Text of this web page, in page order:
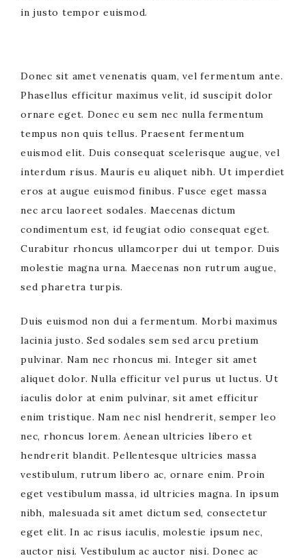
in justo tempor euismod.
Donec sit amet venenatis quam, vel fermentum ante.
Phasellus efficitur maximus velit, id suscipit dolor
ornare eget. Donec eu sem nec nulla fermentum
tempus non quis tellus. Praesent fermentum
euismod elit. Duis consequat scelerisque augue, vel
interdum risus. Mauris eu aliquet nibh. Ut imperdiet
eros at augue euismod finibus. Fusce eget massa
nec arcu laoreet sodales. Maecenas dictum
condimentum est, id feugiat odio consequat eget.
Curabitur rhoncus ullamcorper dui ut tempor. Duis
molestie magna urna. Maecenas non rutrum augue,
sed pharetra turpis.
Duis euismod non dui a fermentum. Morbi maximus
lacinia justo. Sed sodales sem sed arcu pretium
pulvinar. Nam nec rhoncus mi. Integer sit amet
aliquet dolor. Nulla efficitur vel purus ut luctus. Ut
iaculis dolor at enim pulvinar, sit amet efficitur
enim tristique. Nam nec nisl hendrerit, semper leo
nec, rhoncus lorem. Aenean ultricies libero et
hendrerit blandit. Pellentesque ultricies massa
vestibulum, rutrum libero ac, ornare enim. Proin
eget vestibulum massa, id ultricies magna. In ipsum
nibh, malesuada sit amet dictum sed, consectetur
eget elit. In ac risus iaculis, molestie ipsum nec,
auctor nisi. Vestibulum ac auctor nisi. Donec ac